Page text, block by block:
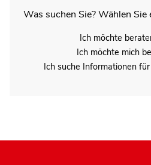
Was suchen Sie? Wählen Sie
Ich möchte
Ich möchte mich
Ich suche Informationen